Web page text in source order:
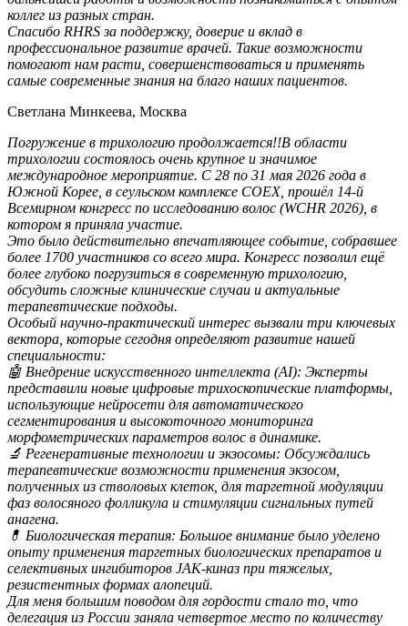
коллег из разных стран.
Спасибо RHRS за поддержку, доверие и вклад в
профессиональное развитие врачей. Такие возможности
помогают нам расти, совершенствоваться и применять
самые современные знания на благо наших пациентов.
Светлана Минкеева, Москва
Погружение в трихологию продолжается!!В области
трихологии состоялось очень крупное и значимое
международное мероприятие. С 28 по 31 мая 2026 года в
Южной Корее, в сеульском комплексе COEX, прошёл 14-й
Всемирном конгресс по исследованию волос (WCHR 2026), в
котором я приняла участие.
Это было действительно впечатляющее событие, собравшее
более 1700 участников со всего мира. Конгресс позволил ещё
более глубоко погрузиться в современную трихологию,
обсудить сложные клинические случаи и актуальные
терапевтические подходы.
Особый научно-практический интерес вызвали три ключевых
вектора, которые сегодня определяют развитие нашей
специальности:
​🤖 Внедрение искусственного интеллекта (AI): Эксперты
представили новые цифровые трихоскопические платформы,
использующие нейросети для автоматического
сегментирования и высокоточного мониторинга
морфометрических параметров волос в динамике.
🔬 Регенеративные технологии и экзосомы: Обсуждались
терапевтические возможности применения экзосом,
полученных из стволовых клеток, для таргетной модуляции
фаз волосяного фолликула и стимуляции сигнальных путей
анагена.
💊 Биологическая терапия: Большое внимание было уделено
опыту применения таргетных биологических препаратов и
селективных ингибиторов JAK-киназ при тяжелых,
резистентных формах алопеций.
​Для меня большим поводом для гордости стало то, что
делегация из России заняла четвертое место по количеству